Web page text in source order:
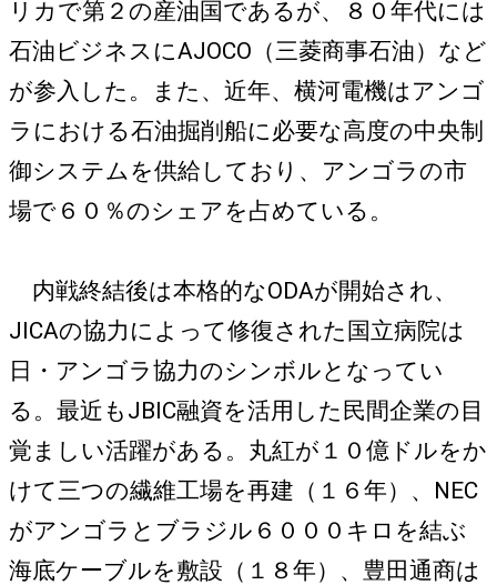
リカで第２の産油国であるが、８０年代には
石油ビジネスにAJOCO（三菱商事石油）など
が参入した。また、近年、横河電機はアンゴ
ラにおける石油掘削船に必要な高度の中央制
御システムを供給しており、アンゴラの市
場で６０％のシェアを占めている。
内戦終結後は本格的なODAが開始され、
JICAの協力によって修復された国立病院は
日・アンゴラ協力のシンボルとなってい
る。最近もJBIC融資を活用した民間企業の目
覚ましい活躍がある。丸紅が１０億ドルをか
けて三つの繊維工場を再建（１６年）、NEC
がアンゴラとブラジル６０００キロを結ぶ
海底ケーブルを敷設（１８年）、豊田通商は